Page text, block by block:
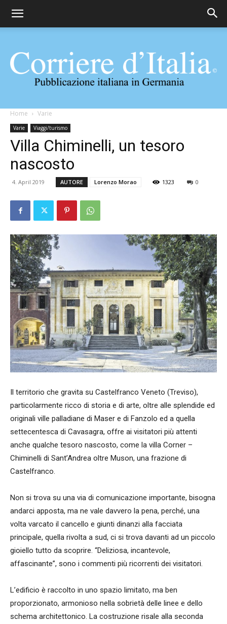
Corriere
d'Italia
Home Varie
Varie Viaggi/turismo
Villa Chiminelli, un tesoro
nascosto
4. April 2019 AUTORE Lorenzo Morao 1323 0
Il territorio che gravita su Castelfranco Veneto (Treviso),
particolarmente ricco di storia e di arte, oltre alle splendide ed
originali ville palladiane di Maser e di Fanzolo ed a quella
settecentesca di Cavasagra, offre ai visitatori più attenti
anche qualche tesoro nascosto, come la villa Corner –
Chiminelli di Sant’Andrea oltre Muson, una frazione di
Castelfranco.
Non si trova su una via di comunicazione importante, bisogna
andarci apposta, ma ne vale davvero la pena, perché, una
volta varcato il cancello e giunti dinanzi alla facciata
principale, quella rivolta a sud, ci si trova davanti ad un piccolo
gioiello tutto da scoprire. “Deliziosa, incantevole,
affascinante”, sono i commenti più ricorrenti dei visitatori.
L’edificio è raccolto in uno spazio limitato, ma ben
proporzionato, armonioso nella sobrietà delle linee e dello
schema architettonico. La costruzione risale alla seconda